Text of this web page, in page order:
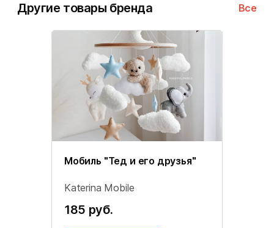
Другие товары бренда Все
Мобиль "Тед и его друзья"
Katerina Mobile
185 руб.